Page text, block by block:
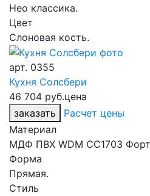
Нео классика.
Цвет
Слоновая кость.
арт. 0355
Кухня Солсбери
46 704 руб.цена
заказать
Расчет цены
Материал
МДФ ПВХ WDM CC1703
Форма
Прямая.
Стиль